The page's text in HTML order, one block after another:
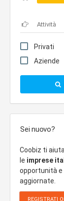
Privati
Aziende
Sei nuovo?
Coobiz ti
le imprese
opportunità
aggiornate.